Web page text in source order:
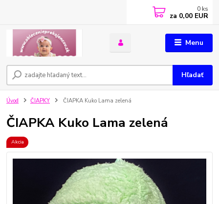
Menu
Hľadať
0 ks
za 0,00 EUR
Úvod ČIAPKY ČIAPKA Kuko Lama zelená
ČIAPKA Kuko Lama zelená
Akcia